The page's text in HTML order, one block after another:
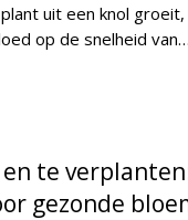
uit een knol
op de snelheid van…
te
gezonde